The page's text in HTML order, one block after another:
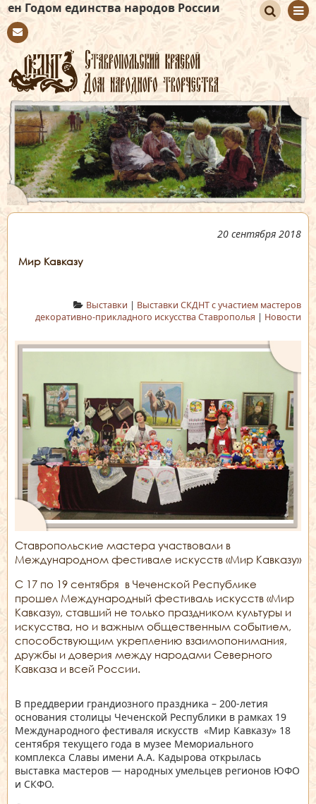
народов России
tact
иск
20 сентября 2018
Мир Кавказу
Выставки | Выставки СКДНТ с участием мастеров
декоративно-прикладного искусства Ставрополья | Новости
Ставропольские мастера участвовали в
Международном фестивале искусств «Мир Кавказу»
С 17 по 19 сентября в Чеченской Республике
прошел Международный фестиваль искусств «Мир
Кавказу», ставший не только праздником культуры и
искусства, но и важным общественным событием,
способствующим укреплению взаимопонимания,
дружбы и доверия между народами Северного
Кавказа и всей России.
В преддверии грандиозного праздника – 200-летия
основания столицы Чеченской Республики в рамках 19
Международного фестиваля искусств «Мир Кавказу» 18
сентября текущего года в музее Мемориального
комплекса Славы имени А.А. Кадырова открылась
выставка мастеров — народных умельцев регионов ЮФО
и СКФО.